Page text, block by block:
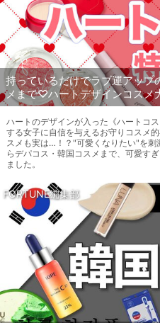
持っているだけでラブ運アップ
メまで♡ハートデザインコスメ
ハートのデザインが入った《ハートコ
する女子に自信を与えるお守りコスメ
スメも実は…！？"可愛くなりたい"を
らデパコス・韓国コスメまで、可愛す
ました。
FORTUNE編集部